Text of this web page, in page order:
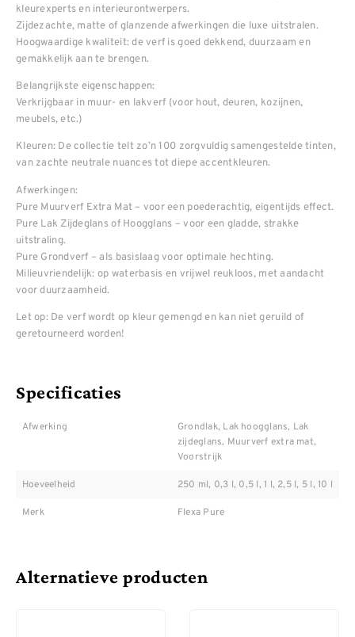
kleurexperts en interieurontwerpers.
Zijdezachte, matte of glanzende afwerkingen die luxe uitstralen.
Hoogwaardige kwaliteit: de verf is goed dekkend, duurzaam en
gemakkelijk aan te brengen.
Belangrijkste eigenschappen:
Verkrijgbaar in muur- en lakverf (voor hout, deuren, kozijnen,
meubels, etc.)
Kleuren: De collectie telt zo’n 100 zorgvuldig samengestelde tinten,
van zachte neutrale nuances tot diepe accentkleuren.
Afwerkingen:
Pure Muurverf Extra Mat – voor een poederachtig, eigentijds effect.
Pure Lak Zijdeglans of Hoogglans – voor een gladde, strakke
uitstraling.
Pure Grondverf – als basislaag voor optimale hechting.
Milieuvriendelijk: op waterbasis en vrijwel reukloos, met aandacht
voor duurzaamheid.
Let op: De verf wordt op kleur gemengd en kan niet geruild of
geretourneerd worden!
Specificaties
Afwerking
Grondlak, Lak hoogglans, Lak
zijdeglans, Muurverf extra mat,
Voorstrijk
Hoeveelheid 250 ml, 0,3 l, 0,5 l, 1 l, 2,5 l, 5 l, 10 l
Merk Flexa Pure
Alternatieve producten